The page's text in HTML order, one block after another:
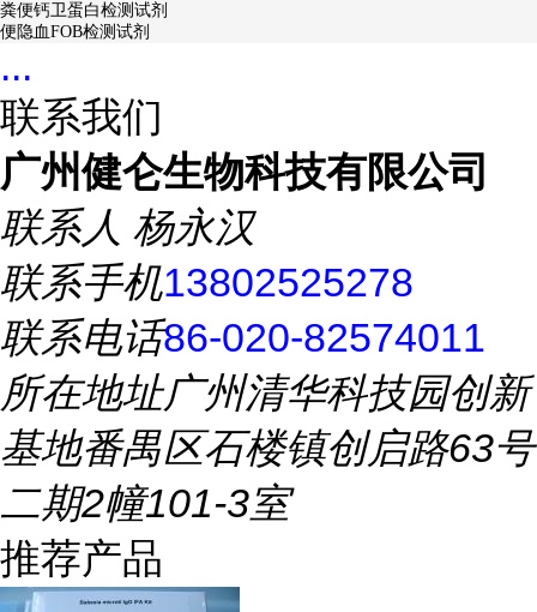
粪便钙卫蛋白检测试剂
便隐血FOB检测试剂
...
联系我们
广州健仑生物科技有限公司
联系人 杨永汉
联系手机13802525278
联系电话86-020-82574011
所在地址广州清华科技园创新
基地番禺区石楼镇创启路63号
二期2幢101-3室
推荐产品